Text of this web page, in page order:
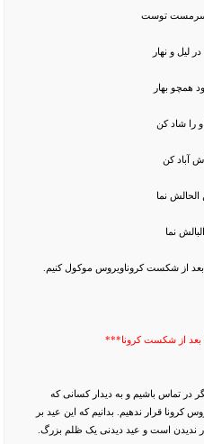
سرمست توست
لیل و نهار
همچو بهار
را شاد کن
آباد کن
نما
نما
بعد از شکست کروناویروس موکول کنیم.
از شکست کرونا***
در تماس باشیم و به دیدار کسانی که
کرونا قرار ندهیم. بدانیم که این عید بر
ندیدن است و عید دیدنی یک ظلم بزرگ.